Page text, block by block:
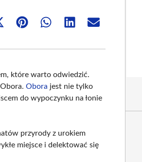
Share Share Share Share
które warto odwiedzić.
Obora.Obora jest nie tylko
do wypoczynku na łonie
przyrody z urokiem
miejsce i delektować się